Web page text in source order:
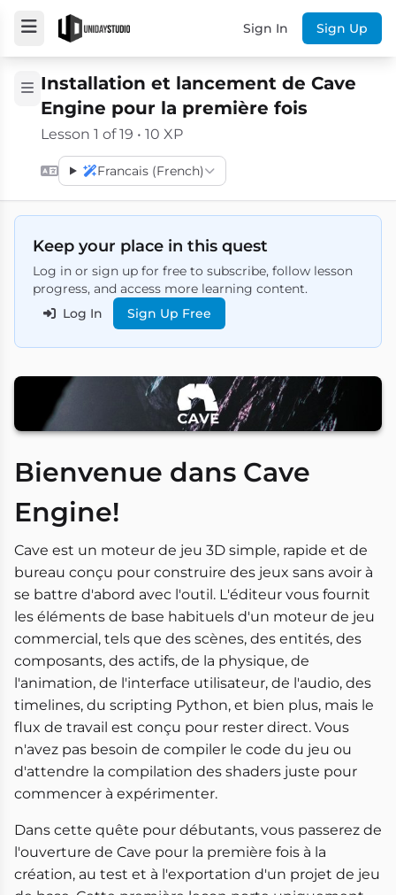
Sign In Sign Up
Installation et lancement de Cave
Engine pour la première fois
Lesson 1 of 19 • 10 XP
Francais (French)
Keep your place in this quest
Log in or sign up for free to subscribe, follow lesson
progress, and access more learning content.
Log In
Sign Up Free
Bienvenue dans Cave
Engine!
Cave est un moteur de jeu 3D simple, rapide et de
bureau conçu pour construire des jeux sans avoir à
se battre d'abord avec l'outil. L'éditeur vous fournit
les éléments de base habituels d'un moteur de jeu
commercial, tels que des scènes, des entités, des
composants, des actifs, de la physique, de
l'animation, de l'interface utilisateur, de l'audio, des
timelines, du scripting Python, et bien plus, mais le
flux de travail est conçu pour rester direct. Vous
n'avez pas besoin de compiler le code du jeu ou
d'attendre la compilation des shaders juste pour
commencer à expérimenter.
Dans cette quête pour débutants, vous passerez de
l'ouverture de Cave pour la première fois à la
création, au test et à l'exportation d'un projet de jeu